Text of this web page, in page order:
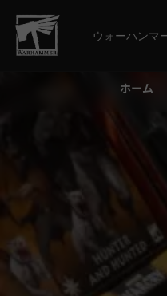
ウォーハンマ
ホーム